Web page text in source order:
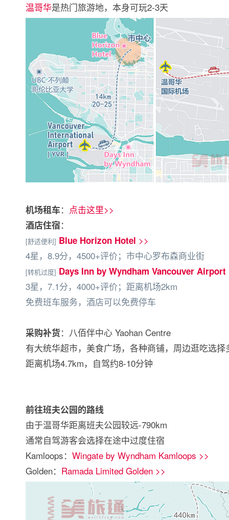
温哥华是热门旅游地，本身可玩2-3天
机场租车： 点击这里>>
酒店住宿：
[舒适便利] Blue Horizon Hotel >>
4星，8.9分，4500+评价；市中心罗布森商业街
[转机过度] Days Inn by Wyndham Vancouver Airport
3星，7.1分，4000+评价；距离机场2km
免费班车服务，酒店可以免费停车
采购补货：八佰伴中心 Yaohan Centre
有大统华超市，美食广场，各种商铺，周边逛吃选择
距离机场4.7km，自驾约8-10分钟
前往班夫公园的路线
由于温哥华距离班夫公园较远-790km
通常自驾游客会选择在途中过度住宿
Kamloops： Wingate by Wyndham Kamloops >>
Golden： Ramada Limited Golden >>